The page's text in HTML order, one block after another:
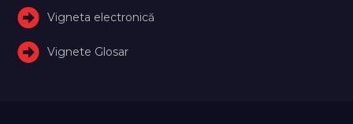
Vigneta electronică
Vignete Glosar